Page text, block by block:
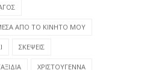
ΑΠΟ ΤΟ ΚΙΝΗΤΟ ΜΟΥ
ΣΚΕΨΕΙΣ
ΧΡΙΣΤΟΥΓΕΝΝΑ